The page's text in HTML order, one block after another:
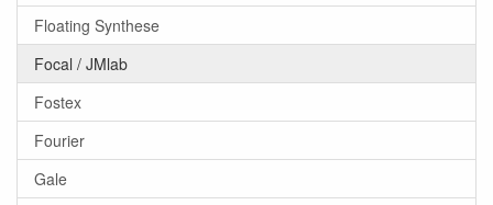
Floating Synthese
Focal / JMlab
Fostex
Fourier
Gale